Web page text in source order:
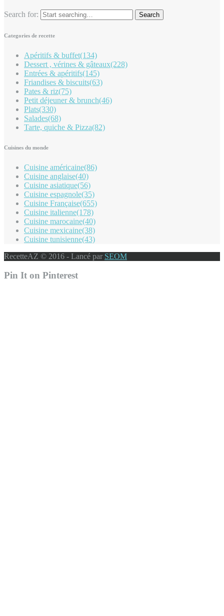
Search for:
Categories de recette
Apéritifs & buffet(134)
Dessert , vérines & gâteaux(228)
Entrées & apéritifs(145)
Friandises & biscuits(63)
Pates & riz(75)
Petit déjeuner & brunch(46)
Plats(330)
Salades(68)
Tarte, quiche & Pizza(82)
Cuisines du monde
Cuisine américaine(86)
Cuisine anglaise(40)
Cuisine asiatique(56)
Cuisine espagnole(35)
Cuisine Française(655)
Cuisine italienne(178)
Cuisine marocaine(40)
Cuisine mexicaine(38)
Cuisine tunisienne(43)
RecetteAZ © 2016 - Lancé par SEOM
Pin It on Pinterest